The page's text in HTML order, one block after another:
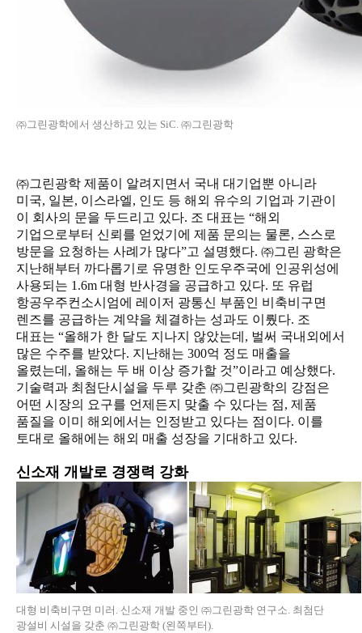
㈜그린광학에서 생산하고 있는 SiC. ㈜그린광학
㈜그린광학 제품이 알려지면서 국내 대기업뿐 아니라
미국, 일본, 이스라엘, 인도 등 해외 유수의 기업과 기관이
이 회사의 문을 두드리고 있다. 조 대표는 “해외
기업으로부터 신뢰를 얻었기에 제품 문의는 물론, 스스로
방문을 요청하는 사례가 많다”고 설명했다. ㈜그린 광학은
지난해부터 까다롭기로 유명한 인도우주국에 인공위성에
사용되는 1.6m 대형 반사경을 공급하고 있다. 또 유럽
항공우주컨소시엄에 레이저 광통신 부품인 비축비구면
렌즈를 공급하는 계약을 체결하는 성과도 이뤘다. 조
대표는 “올해가 한 달도 지나지 않았는데, 벌써 국내외에서
많은 수주를 받았다. 지난해는 300억 정도 매출을
올렸는데, 올해는 두 배 이상 증가할 것”이라고 예상했다.
기술력과 최첨단시설을 두루 갖춘 ㈜그린광학의 강점은
어떤 시장의 요구를 언제든지 맞출 수 있다는 점, 제품
품질을 이미 해외에서는 인정받고 있다는 점이다. 이를
토대로 올해에는 해외 매출 성장을 기대하고 있다.
신소재 개발로 경쟁력 강화
대형 비축비구면 미러. 신소재 개발 중인 ㈜그린광학 연구소. 최첨단
광설비 시설을 갖춘 ㈜그린광학 (왼쪽부터).